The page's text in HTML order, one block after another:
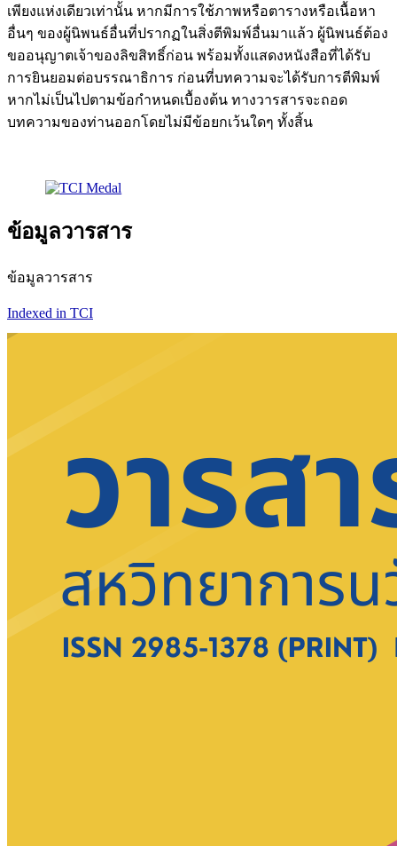
เพียงแห่งเดียวเท่านั้น หากมีการใช้ภาพหรือตารางหรือเนื้อหา
อื่นๆ ของผู้นิพนธ์อื่นที่ปรากฏในสิ่งตีพิมพ์อื่นมาแล้ว ผู้นิพนธ์ต้อง
ขออนุญาตเจ้าของลิขสิทธิ์ก่อน พร้อมทั้งแสดงหนังสือที่ได้รับ
การยินยอมต่อบรรณาธิการ ก่อนที่บทความจะได้รับการตีพิมพ์
หากไม่เป็นไปตามข้อกำหนดเบื้องต้น ทางวารสารจะถอด
บทความของท่านออกโดยไม่มีข้อยกเว้นใดๆ ทั้งสิ้น
ข้อมูลวารสาร
ข้อมูลวารสาร
Indexed in TCI